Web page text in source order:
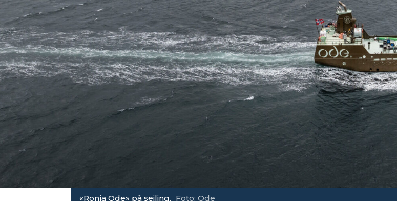
«Ronja Ode» på seiling. Foto: Ode